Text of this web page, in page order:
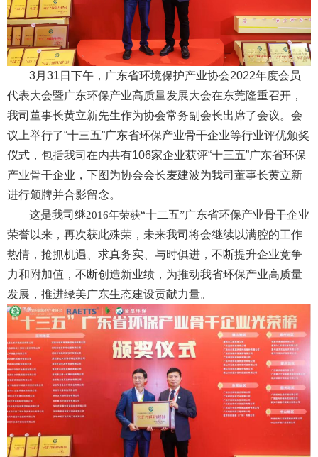
3月31日下午，广东省环境保护产业协会2022年度会员
代表大会暨广东环保产业高质量发展大会在东莞隆重召开，
我司董事长黄立新先生作为协会常务副会长出席了会议。会
议上举行了“十三五”广东省环保产业骨干企业等行业评优颁奖
仪式，包括我司在内共有106家企业获评“十三五”广东省环保
产业骨干企业，下图为协会会长麦建波为我司董事长黄立新
进行颁牌并合影留念。
这是我司继2016年荣获“十二五”广东省环保产业骨干企业
荣誉以来，再次获此殊荣，未来我司将会继续以满腔的工作
热情，抢抓机遇、求真务实、与时俱进，不断提升企业竞争
力和附加值，不断创造新业绩，为推动我省环保产业高质量
发展，推进绿美广东生态建设贡献力量。